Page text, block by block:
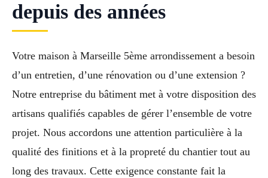
depuis des années
Votre maison à Marseille 5ème arrondissement a besoin
d’un entretien, d’une rénovation ou d’une extension ?
Notre entreprise du bâtiment met à votre disposition des
artisans qualifiés capables de gérer l’ensemble de votre
projet. Nous accordons une attention particulière à la
qualité des finitions et à la propreté du chantier tout au
long des travaux. Cette exigence constante fait la